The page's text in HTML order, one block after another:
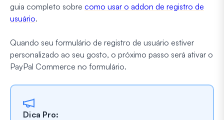
guia completo sobre como usar o addon de registro de
usuário.
Quando seu formulário de registro de usuário estiver
personalizado ao seu gosto, o próximo passo será ativar o
PayPal Commerce no formulário.
Dica Pro: